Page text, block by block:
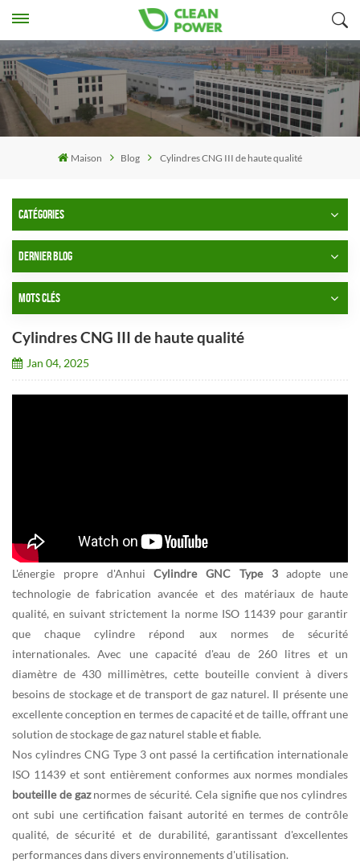
Maison Blog Cylindres CNG III de haute qualité
CATÉGORIES
DERNIER BLOG
MOTS CLÉS
Cylindres CNG III de haute qualité
Jan 04, 2025
L'énergie propre d'AnhuiCylindre GNC Type 3adopte une
technologie de fabrication avancée et des matériaux de haute
qualité, en suivant strictement la norme ISO 11439 pour garantir
que chaque cylindre répond aux normes de sécurité
internationales. Avec une capacité d'eau de 260 litres et un
diamètre de 430 millimètres, cette bouteille convient à divers
besoins de stockage et de transport de gaz naturel. Il présente une
excellente conception en termes de capacité et de taille, offrant une
solution de stockage de gaz naturel stable et fiable.
Nos cylindres CNG Type 3 ont passé la certification internationale
ISO 11439 et sont entièrement conformes aux normes mondiales
bouteille de gaznormes de sécurité. Cela signifie que nos cylindres
ont subi une certification faisant autorité en termes de contrôle
qualité, de sécurité et de durabilité, garantissant d'excellentes
performances dans divers environnements d'utilisation.